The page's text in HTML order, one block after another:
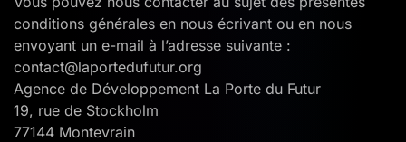
conditions générales en nous écrivant ou en nous
envoyant un e-mail à l’adresse suivante :
contact@laportedufutur.org
Agence de Développement La Porte du Futur
19, rue de Stockholm
77144 Montevrain